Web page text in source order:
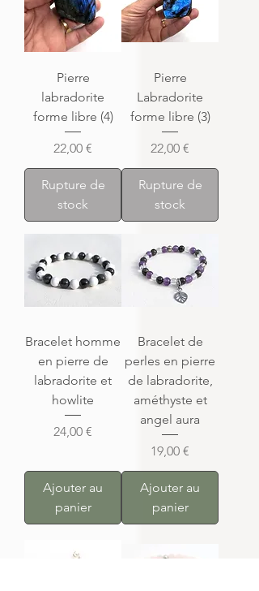
Pierre
labradorite
forme libre (4)
Prix
22,00 €
Rupture de
stock
Pierre
Labradorite
forme libre (3)
Prix
22,00 €
Rupture de
stock
Bracelet homme
en pierre de
labradorite et
howlite
Prix
24,00 €
Ajouter au
panier
Bracelet de
perles en pierre
de labradorite,
améthyste et
angel aura
Prix
19,00 €
Ajouter au
panier